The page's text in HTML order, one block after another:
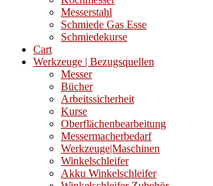
Messerstahl
Schmiede Gas Esse
Schmiedekurse
Cart
Werkzeuge | Bezugsquellen
Messer
Bücher
Arbeitssicherheit
Kurse
Oberflächenbearbeitung
Messermacherbedarf
Werkzeuge|Maschinen
Winkelschleifer
Akku Winkelschleifer